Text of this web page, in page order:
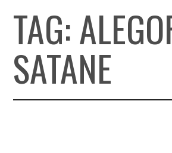
TAG:
SATANE